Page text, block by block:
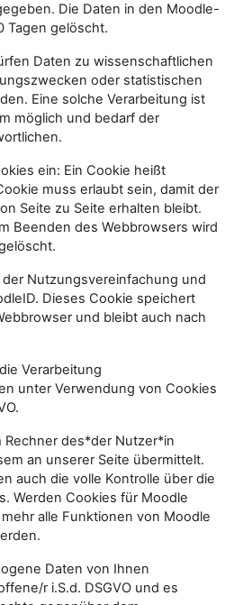
Die Daten in den Moodle-
Tagen gelöscht.
Daten zu wissenschaftlichen
oder statistischen
Eine solche Verarbeitung ist
möglich und bedarf der
ein: Ein Cookie heißt
muss erlaubt sein, damit der
Seite zu Seite erhalten bleibt.
Beenden des Webbrowsers wird
Nutzungsvereinfachung und
Dieses Cookie speichert
und bleibt auch nach
Verarbeitung
unter Verwendung von Cookies
des*der Nutzer*in
an unserer Seite übermittelt.
auch die volle Kontrolle über die
Werden Cookies für Moodle
alle Funktionen von Moodle
Daten von Ihnen
r i.S.d. DSGVO und es